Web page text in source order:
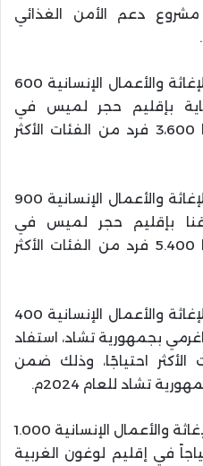
مشروع دعم الأمن الغذائي
.
كما وزع مركز الملك سلمان للإغاثة والأعمال الإنسانية 600
بإقليم حجر لميس في
جمهورية تشاد، استفاد منها 3،600 فرد من الفئات الأكثر
كما وزع مركز الملك سلمان للإغاثة والأعمال الإنسانية 900
بإقليم حجر لميس في
جمهورية تشاد، استفاد منها 5.400 فرد من الفئات الأكثر
كما وزع مركز الملك سلمان للإغاثة والأعمال الإنسانية 400
بجمهورية تشاد، استفاد
الأكثر احتياجًا، وذلك ضمن
تشاد للعام 2024م
.
كما وزّع مركز الملك سلمان للإغاثة والأعمال الإنسانية 1.000
في إقليم لوغون الغربية